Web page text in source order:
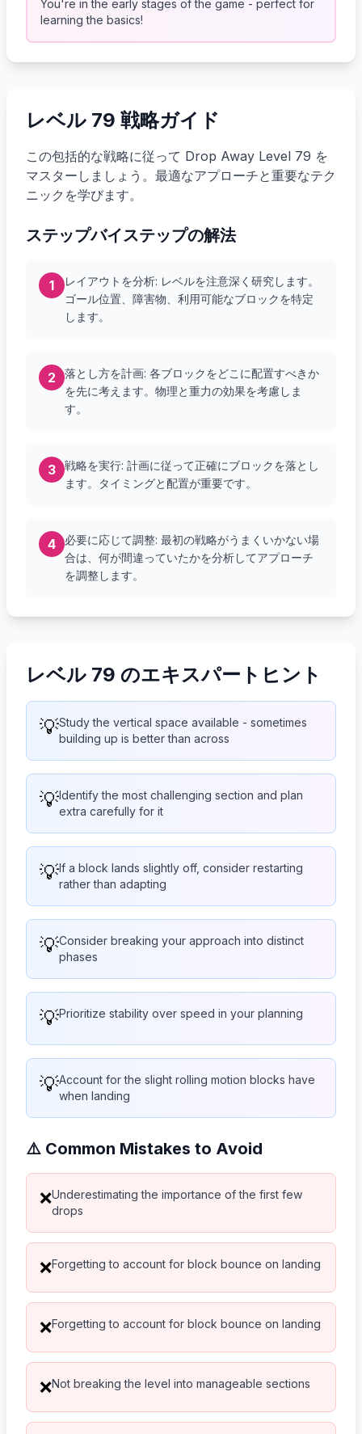
You're in the early stages of the game - perfect for
learning the basics!
レベル 79 戦略ガイド
この包括的な戦略に従って Drop Away Level 79 を
マスターしましょう。最適なアプローチと重要なテク
ニックを学びます。
ステップバイステップの解法
1
レイアウトを分析: レベルを注意深く研究します。
ゴール位置、障害物、利用可能なブロックを特定
します。
2
落とし方を計画: 各ブロックをどこに配置すべきか
を先に考えます。物理と重力の効果を考慮しま
す。
3
戦略を実行: 計画に従って正確にブロックを落とし
ます。タイミングと配置が重要です。
4
必要に応じて調整: 最初の戦略がうまくいかない場
合は、何が間違っていたかを分析してアプローチ
を調整します。
レベル 79 のエキスパートヒント
💡Study the vertical space available - sometimes
building up is better than across
💡Identify the most challenging section and plan
extra carefully for it
💡If a block lands slightly off, consider restarting
rather than adapting
💡Consider breaking your approach into distinct
phases
💡Prioritize stability over speed in your planning
💡Account for the slight rolling motion blocks have
when landing
⚠️ Common Mistakes to Avoid
❌Underestimating the importance of the first few
drops
❌Forgetting to account for block bounce on landing
❌Forgetting to account for block bounce on landing
❌Not breaking the level into manageable sections